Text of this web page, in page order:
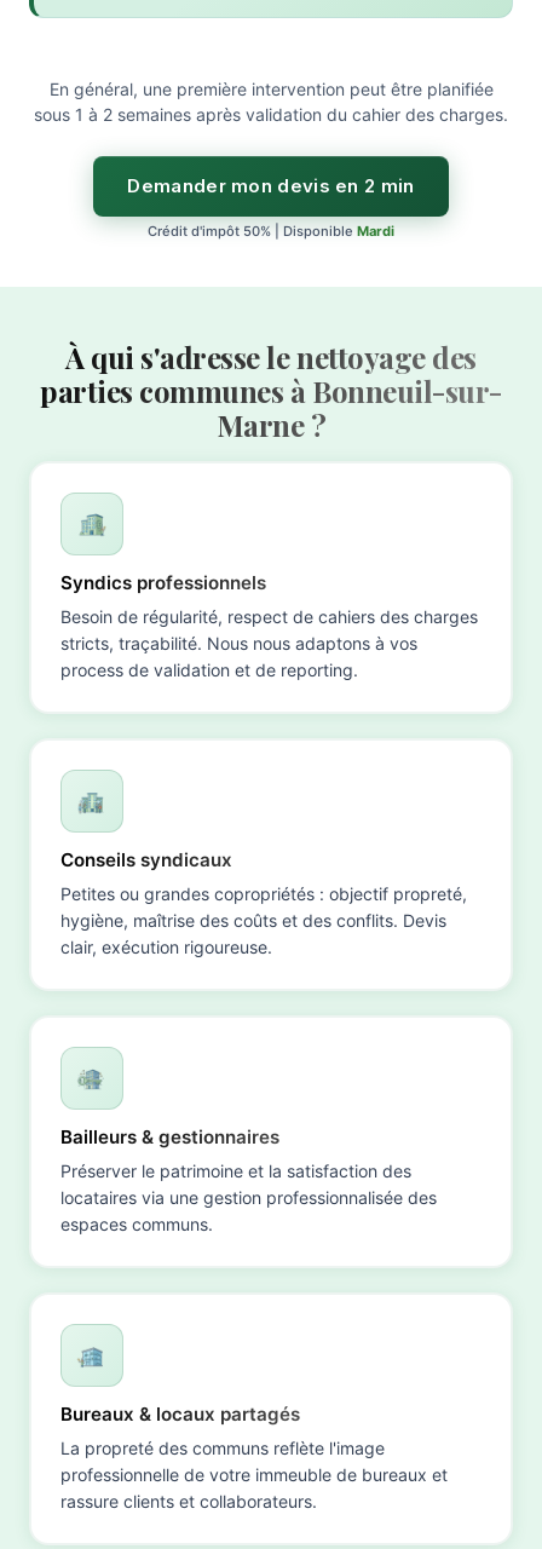
En général, une première intervention peut être planifiée
sous 1 à 2 semaines après validation du cahier des charges.
Demander mon devis en 2 min
Crédit d'impôt 50% | Disponible Mardi
À qui s'adresse le nettoyage des
parties communes à Bonneuil-sur-
Marne ?
Syndics professionnels
Besoin de régularité, respect de cahiers des charges
stricts, traçabilité. Nous nous adaptons à vos
process de validation et de reporting.
Conseils syndicaux
Petites ou grandes copropriétés : objectif propreté,
hygiène, maîtrise des coûts et des conflits. Devis
clair, exécution rigoureuse.
Bailleurs & gestionnaires
Préserver le patrimoine et la satisfaction des
locataires via une gestion professionnalisée des
espaces communs.
Bureaux & locaux partagés
La propreté des communs reflète l'image
professionnelle de votre immeuble de bureaux et
rassure clients et collaborateurs.